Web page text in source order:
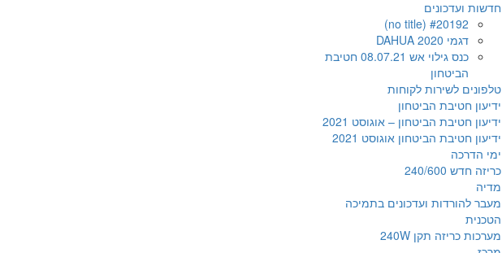
חדשות ועדכונים
#20192 (no title)
דגמי DAHUA 2020
כנס גילוי אש 08.07.21 חטיבת
הביטחון
טלפונים לשירות לקוחות
ידיעון חטיבת הביטחון
ידיעון חטיבת הביטחון – אוגוסט 2021
ידיעון חטיבת הביטחון אוגוסט 2021
ימי הדרכה
כריזה חדש 240/600
מדיה
מעבר להורדות ועדכונים בתמיכה
הטכנית
מערכות כריזה תקן 240W